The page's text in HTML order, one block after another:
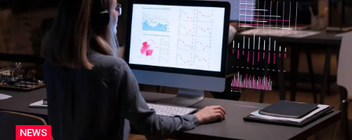
NEWS